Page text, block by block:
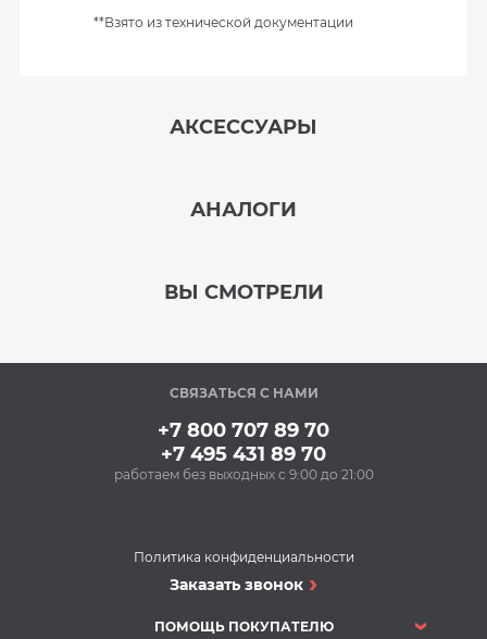
**Взято из технической документации
АКСЕССУАРЫ
стали BON BN-175
(500 мл)
348 Р
АНАЛОГИ
Микроволновая печь
SAMSUNG
ВЫ СМОТРЕЛИ
В наличии
СВЯЗАТЬСЯ С НАМИ
+7 800 707 89 70
+7 495 431 89 70
работаем без выходных с 9:00 до 21:00
Политика конфиденциальности
Заказать звонок
ПОМОЩЬ ПОКУПАТЕЛЮ